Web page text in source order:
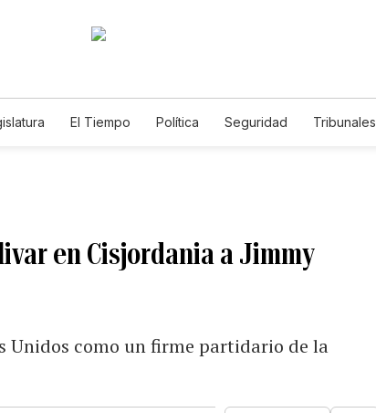
El Tiempo Política Seguridad Tribunales
en Cisjordania a Jimmy
Unidos como un firme partidario de la